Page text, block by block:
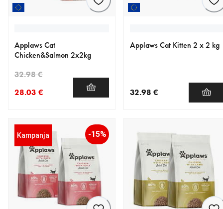
Applaws Cat
Chicken&Salmon 2x2kg
28.03 €
32.98 €
Applaws Cat Kitten 2 x 2 kg
32.98 €
Kampanja -15%